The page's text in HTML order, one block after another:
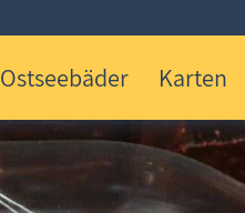
Ostseebäder Karten